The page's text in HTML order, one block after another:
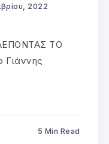
2022
ΤΟ
Γιάννης
5 Min Read